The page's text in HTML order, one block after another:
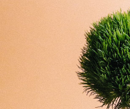
商品ページに掲載してい
品を撮影したものです。
も色味やサイズ・咲き方
だけ写真のイメージに近
の目でチェックをしていま